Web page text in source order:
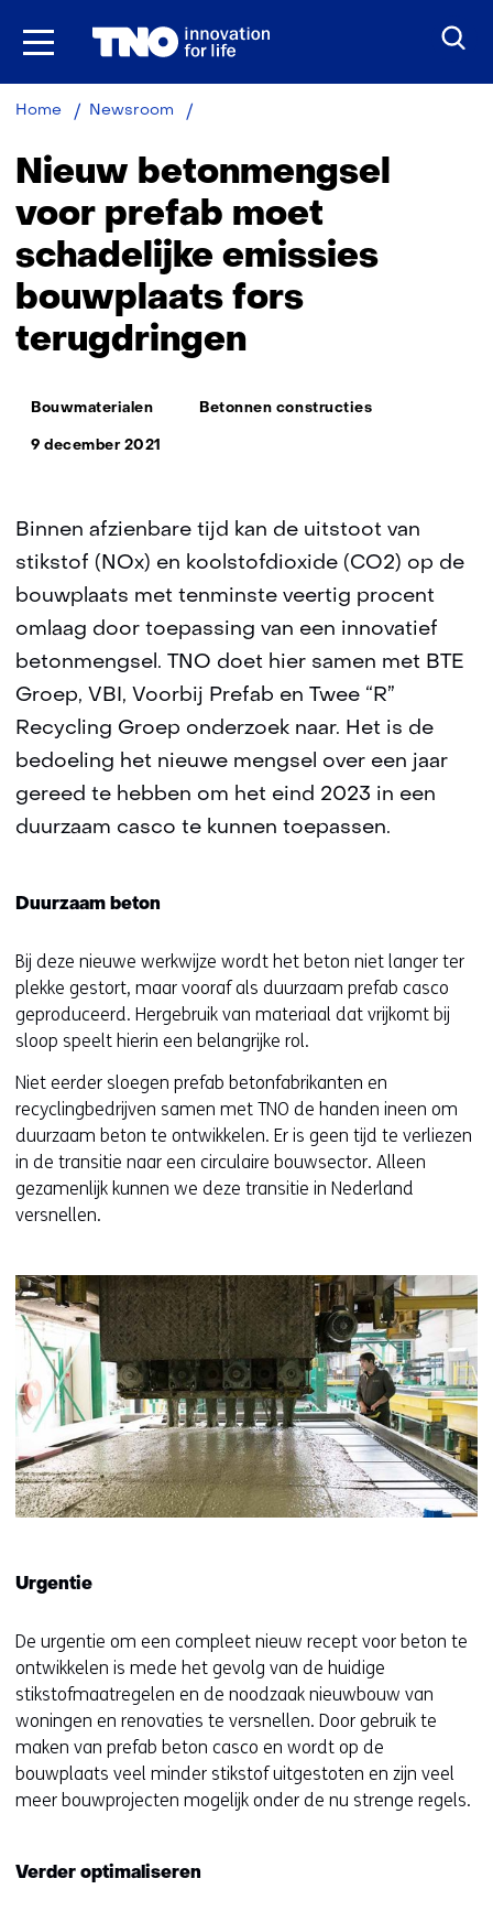
Ga
Home Newsroom
voor
terugdringen
schadelijke
emissies
bouwplaats
Nieuw betonmengsel
voor prefab moet
schadelijke emissies
bouwplaats fors
terugdringen
Thema:
Bouwmaterialen Betonnen constructies
9 december 2021
Binnen afzienbare tijd kan de uitstoot van
stikstof (NOx) en koolstofdioxide (CO2) op de
bouwplaats met tenminste veertig procent
omlaag door toepassing van een innovatief
betonmengsel. TNO doet hier samen met BTE
Groep, VBI, Voorbij Prefab en Twee “R”
Recycling Groep onderzoek naar. Het is de
bedoeling het nieuwe mengsel over een jaar
gereed te hebben om het eind 2023 in een
duurzaam casco te kunnen toepassen.
Duurzaam beton
Bij deze nieuwe werkwijze wordt het beton niet langer ter
plekke gestort, maar vooraf als duurzaam prefab casco
geproduceerd. Hergebruik van materiaal dat vrijkomt bij
sloop speelt hierin een belangrijke rol.
Niet eerder sloegen prefab betonfabrikanten en
recyclingbedrijven samen met TNO de handen ineen om
duurzaam beton te ontwikkelen. Er is geen tijd te verliezen
in de transitie naar een circulaire bouwsector. Alleen
gezamenlijk kunnen we deze transitie in Nederland
versnellen.
Urgentie
De urgentie om een compleet nieuw recept voor beton te
ontwikkelen is mede het gevolg van de huidige
stikstofmaatregelen en de noodzaak nieuwbouw van
woningen en renovaties te versnellen. Door gebruik te
maken van prefab beton casco en wordt op de
bouwplaats veel minder stikstof uitgestoten en zijn veel
meer bouwprojecten mogelijk onder de nu strenge regels.
Verder optimaliseren